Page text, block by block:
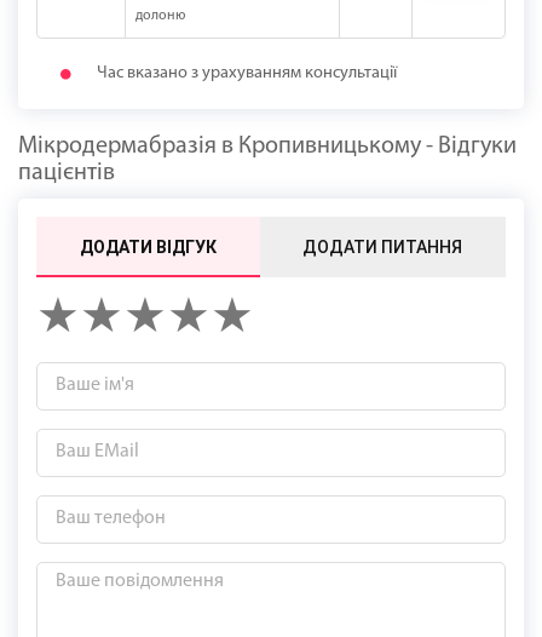
долоню
Час вказано з урахуванням консультації
Мікродермабразія в Кропивницькому - Відгуки
пацієнтів
ДОДАТИ ВІДГУК ДОДАТИ ПИТАННЯ